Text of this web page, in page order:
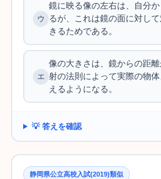
鏡に映る像の左右は、自分
るが、これは鏡の面に対し
きるためである。
像の大きさは、鏡からの距
射の法則によって実際の物
えるようになる。
💡 答えを確認
静岡県公立高校入試(2019)類似